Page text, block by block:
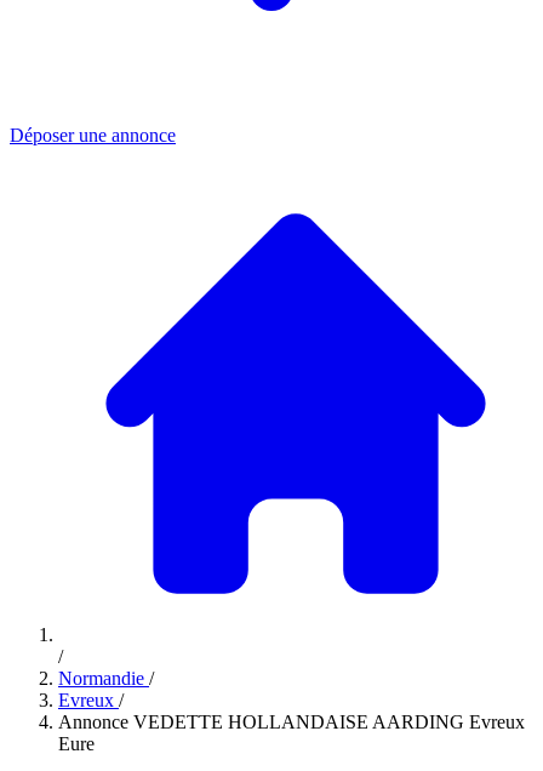
Déposer une annonce
/
Normandie /
Evreux /
Annonce VEDETTE HOLLANDAISE AARDING Evreux
Eure